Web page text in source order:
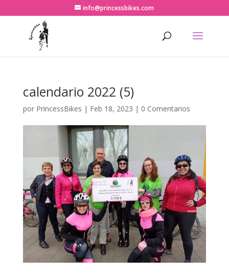
info@princessbikes.com
calendario 2022 (5)
por PrincessBikes | Feb 18, 2023 | 0 Comentarios